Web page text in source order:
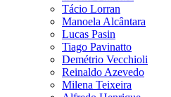
Tácio Lorran
Manoela Alcântara
Lucas Pasin
Tiago Pavinatto
Demétrio Vecchioli
Reinaldo Azevedo
Milena Teixeira